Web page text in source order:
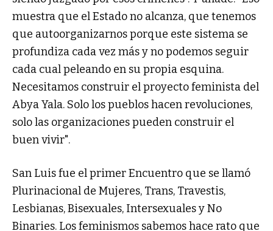
muestra que el Estado no alcanza, que tenemos
que autoorganizarnos porque este sistema se
profundiza cada vez más y no podemos seguir
cada cual peleando en su propia esquina.
Necesitamos construir el proyecto feminista del
Abya Yala. Solo los pueblos hacen revoluciones,
solo las organizaciones pueden construir el
buen vivir".
San Luis fue el primer Encuentro que se llamó
Plurinacional de Mujeres, Trans, Travestis,
Lesbianas, Bisexuales, Intersexuales y No
Binaries. Los feminismos sabemos hace rato que